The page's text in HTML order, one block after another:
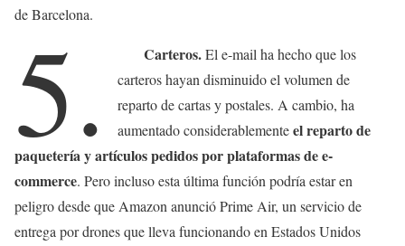
de Barcelona.
5. Carteros.El e-mail ha hecho que los
carteros hayan disminuido el volumen de
reparto de cartas y postales. A cambio, ha
aumentado considerablementeel reparto de
paquetería y artículos pedidos por plataformas de e-
commerce. Pero incluso esta última función podría estar en
peligro desde que Amazon anunció Prime Air, un servicio de
entrega por drones que lleva funcionando en Estados Unidos